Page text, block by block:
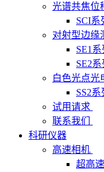
光谱共焦位
SCI系
对射型边缘
SE1系
SE2系
白色光点光
SS2系
试用请求
联系我们
科研仪器
高速相机
超高